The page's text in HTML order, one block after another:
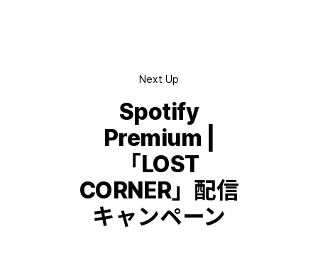
Next Up
Spotify
Premium |
「LOST
CORNER」配信
キャンペーン